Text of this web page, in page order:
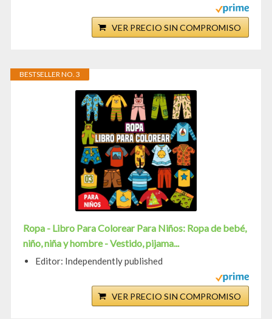
VER PRECIO SIN COMPROMISO
BESTSELLER NO. 3
Ropa - Libro Para Colorear Para Niños: Ropa de bebé,
niño, niña y hombre - Vestido, pijama...
Editor: Independently published
VER PRECIO SIN COMPROMISO